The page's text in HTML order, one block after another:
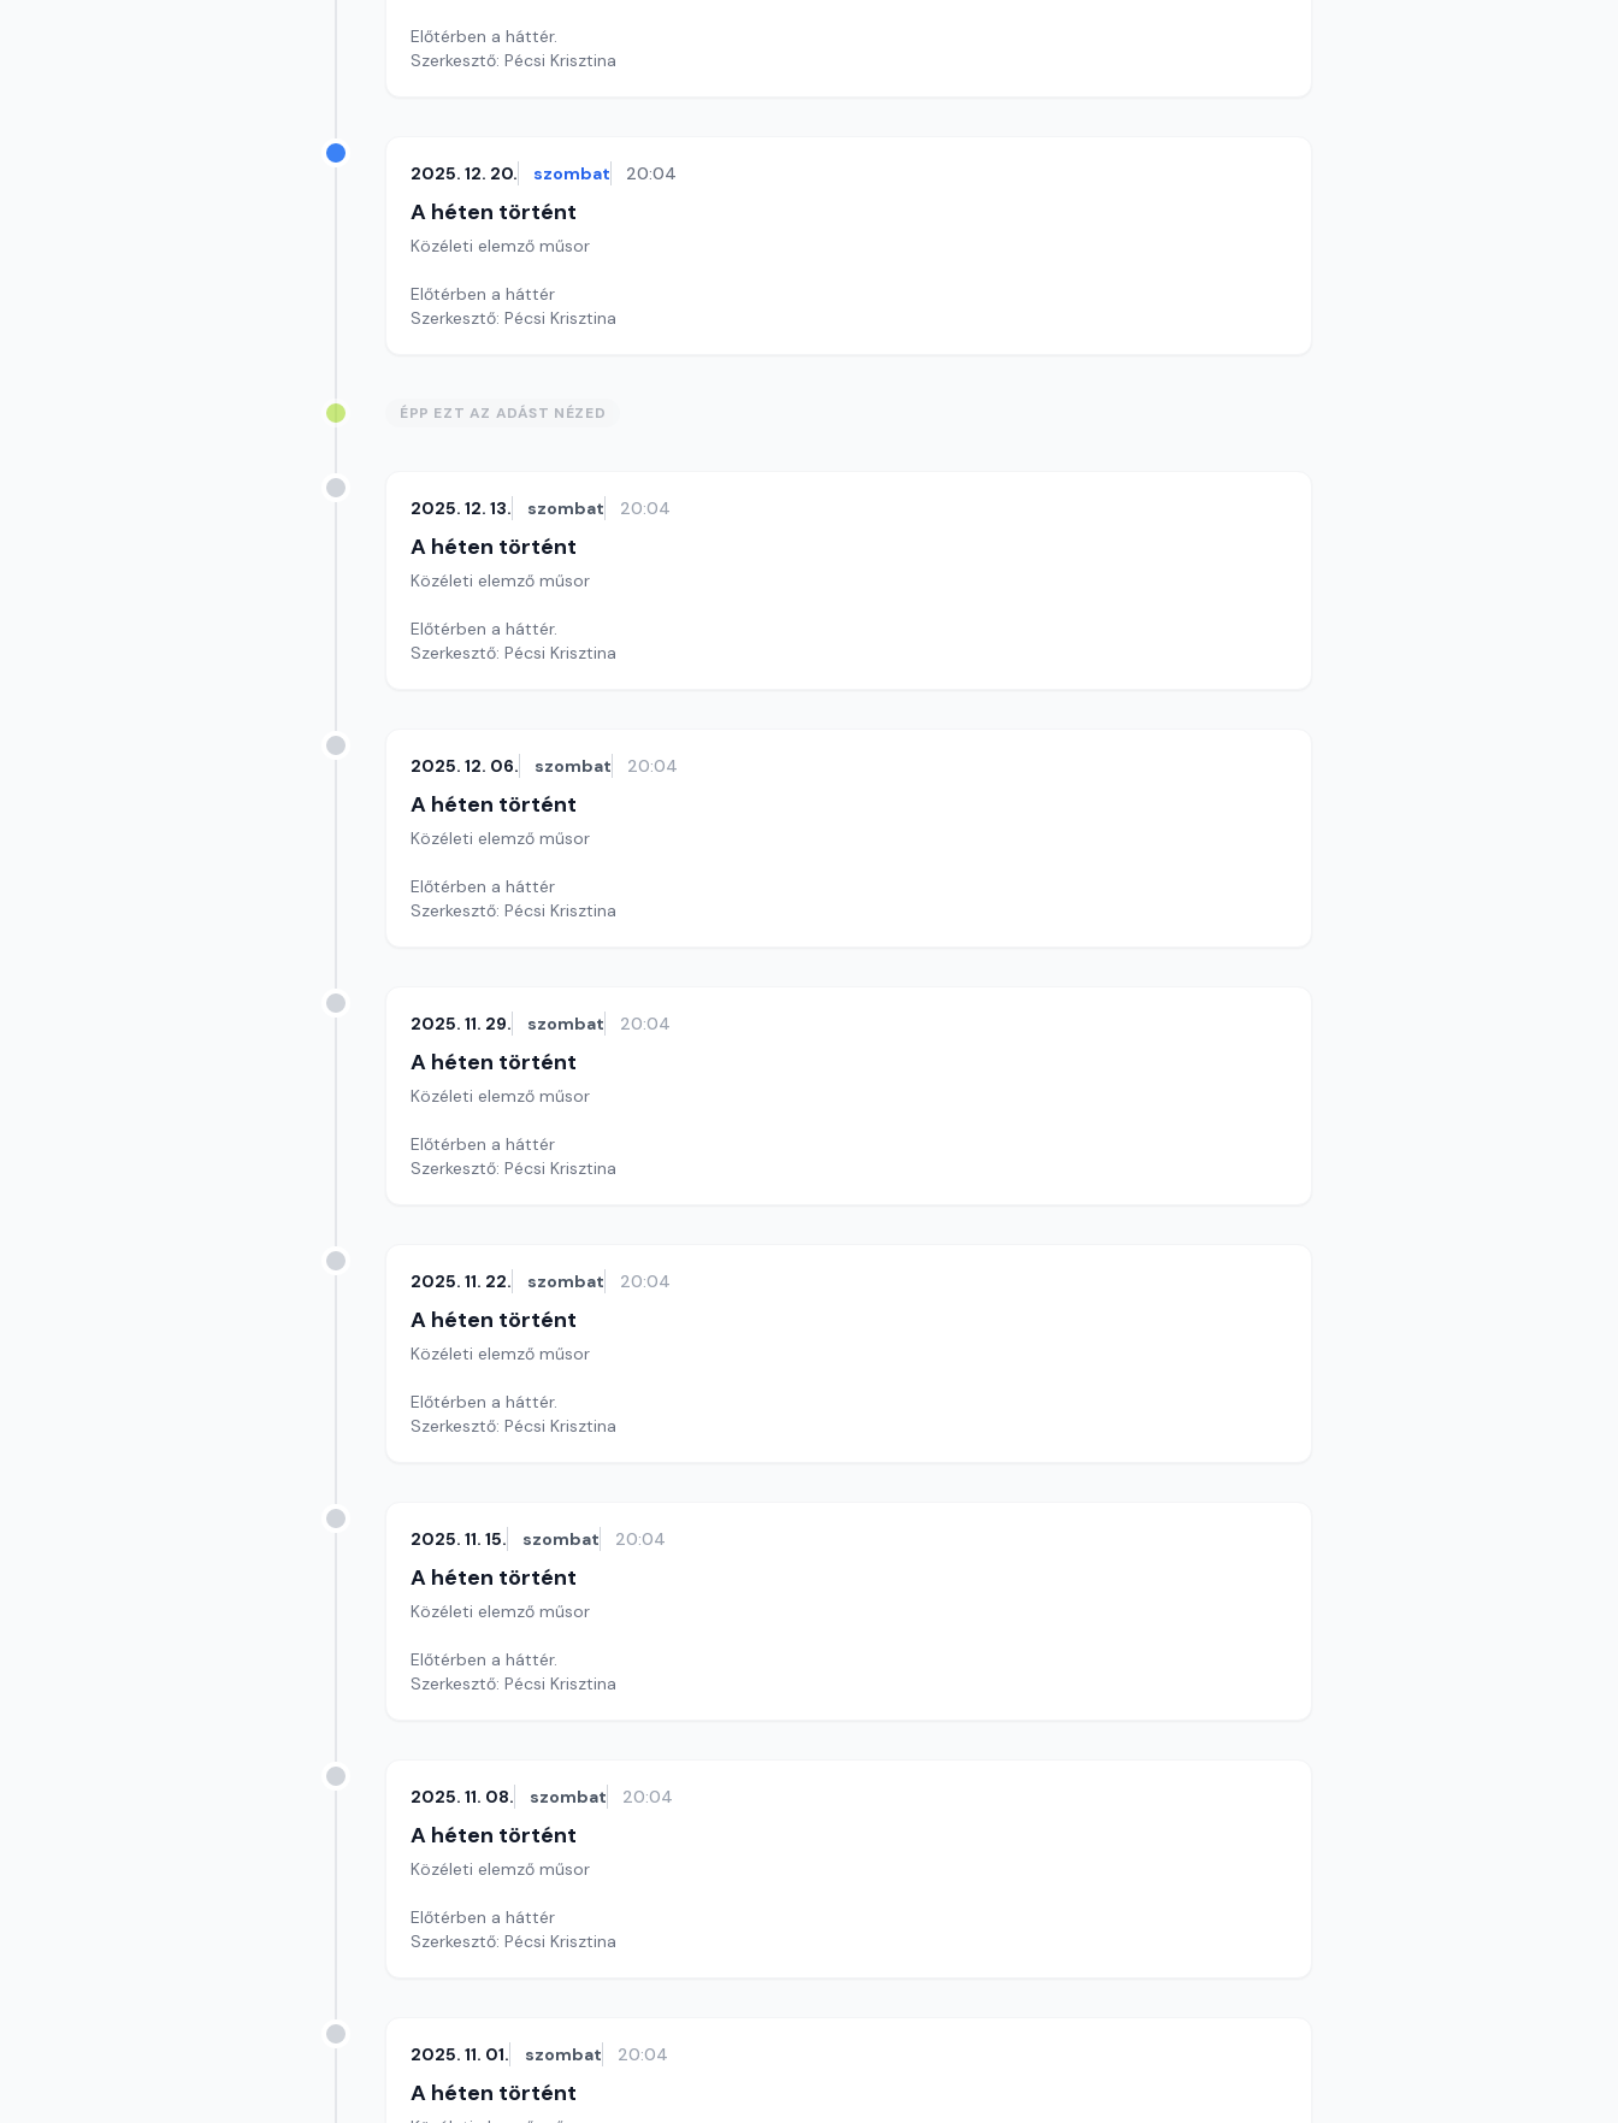
Előtérben a háttér.
Szerkesztő: Pécsi Krisztina
2025. 12. 20. szombat 20:04
A héten történt
Közéleti elemző műsor
Előtérben a háttér
Szerkesztő: Pécsi Krisztina
ÉPP EZT AZ ADÁST NÉZED
2025. 12. 13. szombat 20:04
A héten történt
Közéleti elemző műsor
Előtérben a háttér.
Szerkesztő: Pécsi Krisztina
2025. 12. 06. szombat 20:04
A héten történt
Közéleti elemző műsor
Előtérben a háttér
Szerkesztő: Pécsi Krisztina
2025. 11. 29. szombat 20:04
A héten történt
Közéleti elemző műsor
Előtérben a háttér
Szerkesztő: Pécsi Krisztina
2025. 11. 22. szombat 20:04
A héten történt
Közéleti elemző műsor
Előtérben a háttér.
Szerkesztő: Pécsi Krisztina
2025. 11. 15. szombat 20:04
A héten történt
Közéleti elemző műsor
Előtérben a háttér.
Szerkesztő: Pécsi Krisztina
2025. 11. 08. szombat 20:04
A héten történt
Közéleti elemző műsor
Előtérben a háttér
Szerkesztő: Pécsi Krisztina
2025. 11. 01. szombat 20:04
A héten történt